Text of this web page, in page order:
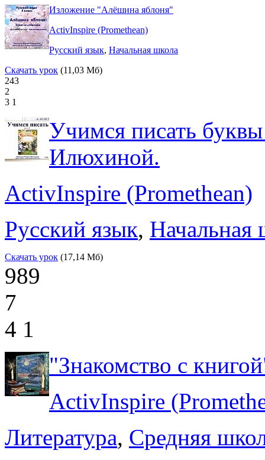
Изложение "Алёшина яблоня"
ActivInspire (Promethean)
Русский язык, Начальная школа
Скачать урок (11,03 Мб)
243
2
3 1
Учимся писать
Илюхиной.
ActivInspire (Promethean)
Русский язык, Начальная
Скачать урок (17,14 Мб)
989
7
4 1
"Знакомство с
ActivInspire
Литература, Средняя